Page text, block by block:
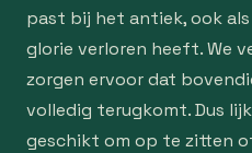
past bij het antiek, ook
glorie verloren heeft. We
zorgen ervoor dat
volledig terugkomt. Dus
geschikt om op te zitten